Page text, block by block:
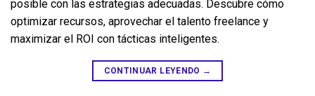
posible con las estrategias adecuadas. Descubre cómo
optimizar recursos, aprovechar el talento freelance y
maximizar el ROI con tácticas inteligentes.
CONTINUAR LEYENDO →